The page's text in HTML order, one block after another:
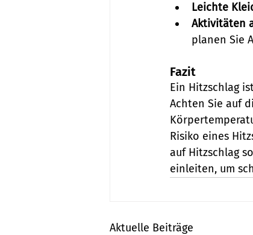
Leichte
Aktivitäten
planen Sie
Fazit
Ein Hitzschlag
Achten Sie auf
Risiko eines
auf Hitzschlag
einleiten, um
Aktuelle Beiträge